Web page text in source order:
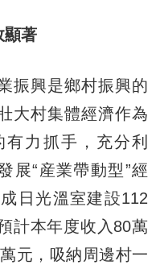
顯著
興是鄉村振興的
大村集體經濟作為
力抓手，充分利
展“産業帶動型”經
日光溫室建設112
計本年度收入80萬
元，吸納周邊村一